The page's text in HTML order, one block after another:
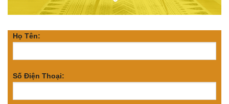
Họ Tên:
Số Điện Thoại: